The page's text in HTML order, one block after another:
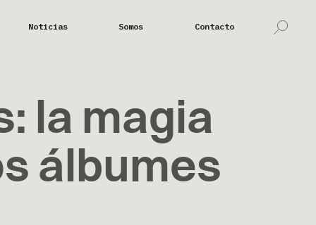
Noticias Somos Contacto
la magia
álbumes